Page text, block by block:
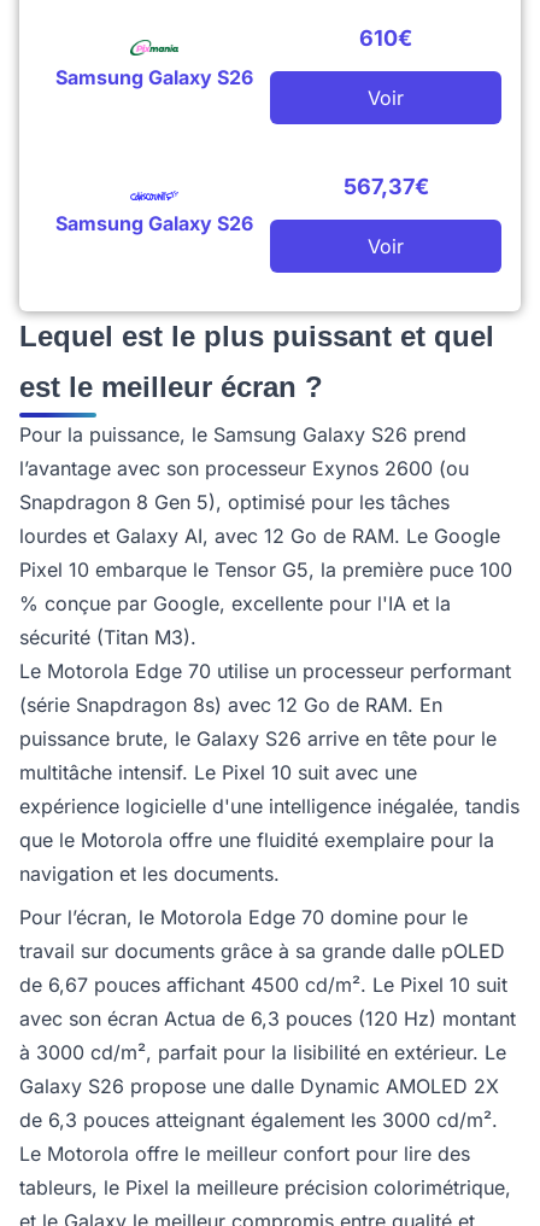
Samsung Galaxy S26
610€
Voir
Samsung Galaxy S26
567,37€
Voir
Lequel est le plus puissant et quel
est le meilleur écran ?
Pour la puissance, le Samsung Galaxy S26 prend
l’avantage avec son processeur Exynos 2600 (ou
Snapdragon 8 Gen 5), optimisé pour les tâches
lourdes et Galaxy AI, avec 12 Go de RAM. Le Google
Pixel 10 embarque le Tensor G5, la première puce 100
% conçue par Google, excellente pour l'IA et la
sécurité (Titan M3).
Le Motorola Edge 70 utilise un processeur performant
(série Snapdragon 8s) avec 12 Go de RAM. En
puissance brute, le Galaxy S26 arrive en tête pour le
multitâche intensif. Le Pixel 10 suit avec une
expérience logicielle d'une intelligence inégalée, tandis
que le Motorola offre une fluidité exemplaire pour la
navigation et les documents.
Pour l’écran, le Motorola Edge 70 domine pour le
travail sur documents grâce à sa grande dalle pOLED
de 6,67 pouces affichant 4500 cd/m². Le Pixel 10 suit
avec son écran Actua de 6,3 pouces (120 Hz) montant
à 3000 cd/m², parfait pour la lisibilité en extérieur. Le
Galaxy S26 propose une dalle Dynamic AMOLED 2X
de 6,3 pouces atteignant également les 3000 cd/m².
Le Motorola offre le meilleur confort pour lire des
tableurs, le Pixel la meilleure précision colorimétrique,